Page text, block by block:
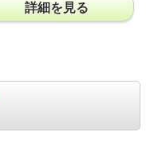
詳細を見る